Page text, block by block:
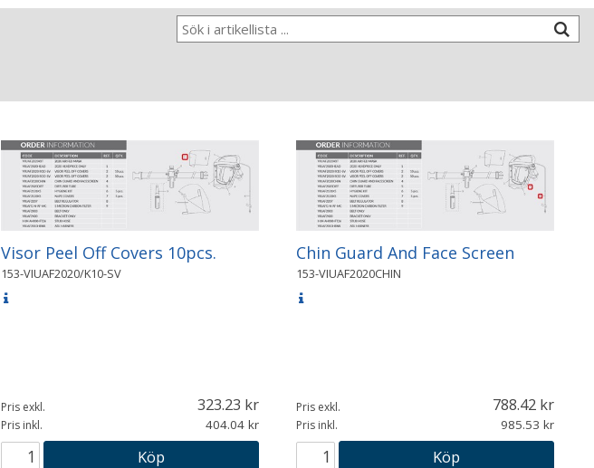
Visor Peel Off Covers 10pcs.
153-VIUAF2020/K10-SV
Pris exkl. 323.23
Pris inkl. 404.04
Köp
Chin Guard And Face Screen
153-VIUAF2020CHIN
Pris exkl. 788.42
Pris inkl. 985.53
Köp